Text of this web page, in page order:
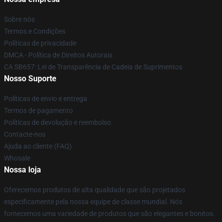
Sobre nós
Termos e Condições
Políticas de privacidade
DMCA - Política de Direitos Autorais
CA SB657: Lei de Transparência de Cadeia de Suprimentos
Nosso Suporte
Políticas de envio e entrega
Termos de pagamento
Políticas de devolução e reembolso
Contacte-nos
Ajuda ao cliente (FAQ)
Whosale
Nossa loja
Oferecemos produtos de alta qualidade que são projetados
especificamente pela nossa equipe de classe mundial. Nós
fornecemos uma variedade de produtos que são elegantes e bonitos.